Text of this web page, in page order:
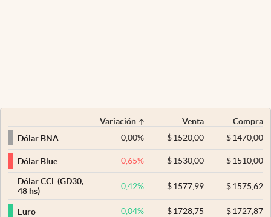
Variación Venta
Compra
Dólar BNA
0,00% $ 1520,00 $1470,00
Dólar Blue -0,65% $ 1530,00 $1510,00
Dólar CCL (GD30,
48 hs)
0,42% $ 1577,99 $1575,62
Euro 0,04% $ 1728,75 $1727,87